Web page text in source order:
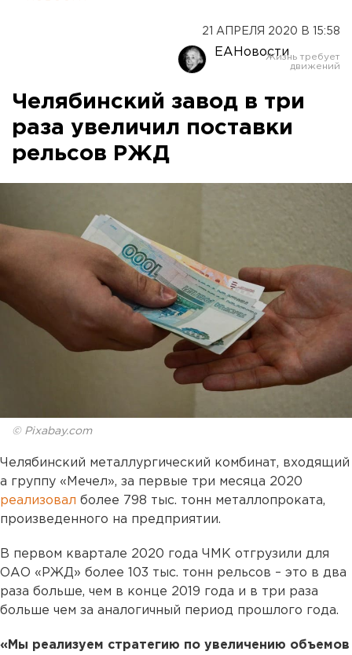
21 АПРЕЛЯ 2020 В 15:58
ЕАНовости
Челябинский завод в три
раза увеличил поставки
рельсов РЖД
© Pixabay.com
Челябинский металлургический комбинат, входящий
а группу «Мечел», за первые три месяца 2020
реализовал более 798 тыс. тонн металлопроката,
произведенного на предприятии.
В первом квартале 2020 года ЧМК отгрузили для
ОАО «РЖД» более 103 тыс. тонн рельсов – это в два
раза больше, чем в конце 2019 года и в три раза
больше чем за аналогичный период прошлого года.
«Мы реализуем стратегию по увеличению объемов